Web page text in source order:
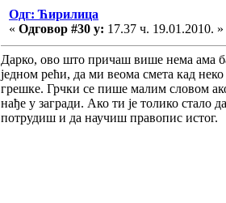
Одг: Ћирилица
« Одговор #30 у: 17.37 ч. 19.01.2010. »
Дарко, ово што причаш више нема ама
једном рећи, да ми веома смета кад
грешке. Грчки се пише малим словом
нађе у загради. Ако ти је толико стало
потрудиш и да научиш правопис истог.